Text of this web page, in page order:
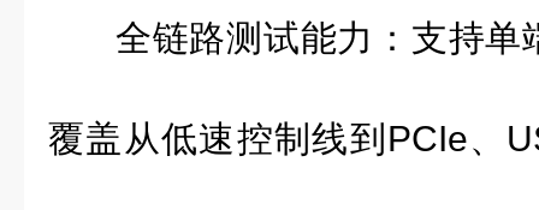
全链路测试能力：支持单
覆盖从低速控制线到 PCIe、